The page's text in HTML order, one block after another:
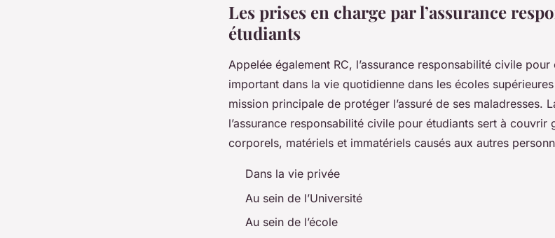
Les prises en charge par l’assurance
étudiants
Appelée également RC, l’assurance responsabilité civile
important dans la vie quotidienne dans les écoles
mission principale de protéger l’assuré de ses maladresses.
l’assurance responsabilité civile pour étudiants sert à couvrir
corporels, matériels et immatériels causés aux autres
Dans la vie privée
Au sein de l’Université
Au sein de l’école